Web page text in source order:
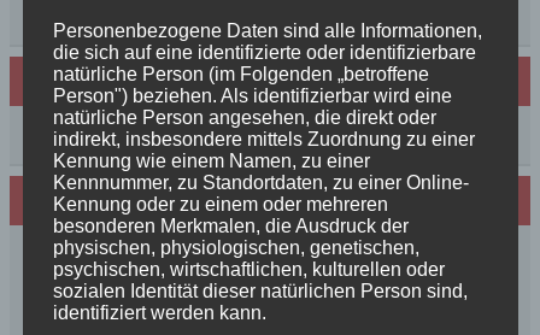
Archiv
Archiv
Wir sind Mitglied in folgenden Verbänden:
Personenbezogene Daten sind alle Informationen,
die sich auf eine identifizierte oder identifizierbare
natürliche Person (im Folgenden „betroffene
Person") beziehen. Als identifizierbar wird eine
natürliche Person angesehen, die direkt oder
indirekt, insbesondere mittels Zuordnung zu einer
Kennung wie einem Namen, zu einer
Kennnummer, zu Standortdaten, zu einer Online-
Kennung oder zu einem oder mehreren
besonderen Merkmalen, die Ausdruck der
physischen, physiologischen, genetischen,
psychischen, wirtschaftlichen, kulturellen oder
sozialen Identität dieser natürlichen Person sind,
identifiziert werden kann.